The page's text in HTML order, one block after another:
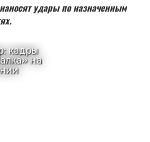
удары по назначенным